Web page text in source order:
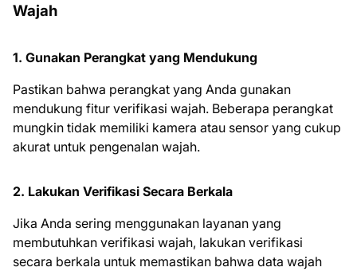
Wajah
1. Gunakan Perangkat yang Mendukung
Pastikan bahwa perangkat yang Anda gunakan
mendukung fitur verifikasi wajah. Beberapa perangkat
mungkin tidak memiliki kamera atau sensor yang cukup
akurat untuk pengenalan wajah.
2. Lakukan Verifikasi Secara Berkala
Jika Anda sering menggunakan layanan yang
membutuhkan verifikasi wajah, lakukan verifikasi
secara berkala untuk memastikan bahwa data wajah